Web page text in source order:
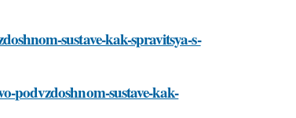
sustave-kak-spravitsya-s-
podvzdoshnom-sustave-kak-